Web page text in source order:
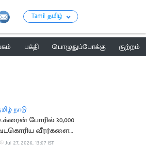
Tamil தமிழ்
பக்தி பொழுதுப்போக்கு
குற்றம்
நாடு
போரில் 30,000
வீரர்களை
களமிறக்க ரஷ்யா திட்டம்
Jul 27, 2026, 13:07 IST